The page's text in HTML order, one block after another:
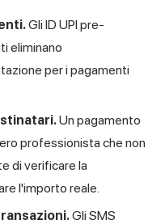
Gli ID UPI pre-
eliminano
per i pagamenti
Un pagamento
professionista che non
di verificare la
l'importo reale.
Gli SMS